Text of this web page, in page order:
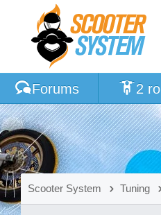
Forums 2
Scooter System Tuning